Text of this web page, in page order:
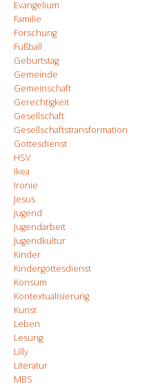
Evangelium
Familie
Forschung
Fußball
Geburtstag
Gemeinde
Gemeinschaft
Gerechtigkeit
Gesellschaft
Gesellschaftstransformation
Gottesdienst
HSV
Ikea
Ironie
Jesus
Jugend
Jugendarbeit
Jugendkultur
Kinder
Kindergottesdienst
Konsum
Kontextualisierung
Kunst
Leben
Lesung
Lilly
Literatur
MBS